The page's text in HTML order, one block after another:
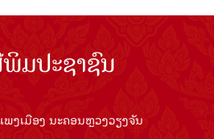
ມປະຊາຊົນ
ງເມືອງ ນະຄອນຫຼວງວຽງຈັນ